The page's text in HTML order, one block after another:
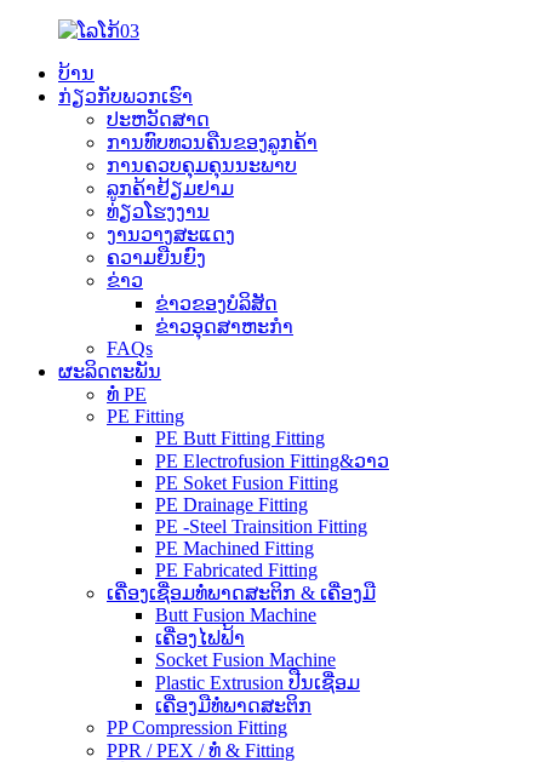
ບ້ານ
ກ່ຽວກັບພວກເຮົາ
ປະຫວັດສາດ
ການທົບທວນຄືນຂອງລູກຄ້າ
ການຄວບຄຸມຄຸນນະພາບ
ລູກຄ້າຢ້ຽມຢາມ
ທ່ຽວໂຮງງານ
ງານວາງສະແດງ
ຄວາມຍືນຍົງ
ຂ່າວ
ຂ່າວຂອງບໍລິສັດ
ຂ່າວອຸດສາຫະກໍາ
FAQs
ຜະລິດຕະພັນ
ທໍ່ PE
PE Fitting
PE Butt Fitting Fitting
PE Electrofusion Fitting&ວາວ
PE Soket Fusion Fitting
PE Drainage Fitting
PE -Steel Trainsition Fitting
PE Machined Fitting
PE Fabricated Fitting
ເຄື່ອງເຊື່ອມທໍ່ພາດສະຕິກ & ເຄື່ອງມື
Butt Fusion Machine
ເຄື່ອງໄຟຟ້າ
Socket Fusion Machine
Plastic Extrusion ປືນເຊື່ອມ
ເຄື່ອງມືທໍ່ພາດສະຕິກ
PP Compression Fitting
PPR / PEX / ທໍ່ & Fitting